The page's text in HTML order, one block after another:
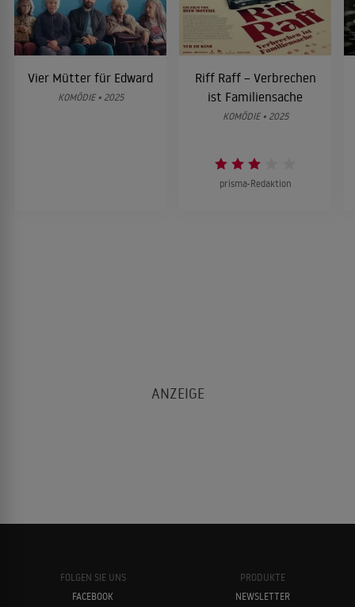
Vier Mütter für Edward
KOMÖDIE • 2025
Riff Raff – Verbrechen
ist Familiensache
KOMÖDIE • 2025
prisma-Redaktion
FOLGEN SIE UNS
FACEBOOK
PRODUKTE
NEWSLETTER